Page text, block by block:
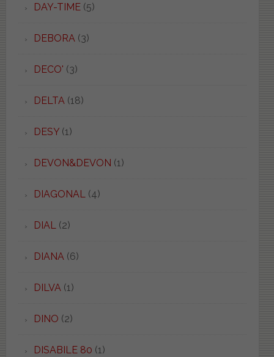
DAY-TIME(5)
DEBORA (3)
DECO' (3)
DELTA (18)
DESY(1)
DEVON&DEVON (1)
DIAGONAL (4)
DIAL (2)
DIANA (6)
DILVA (1)
DINO (2)
DISABILE 80 (1)